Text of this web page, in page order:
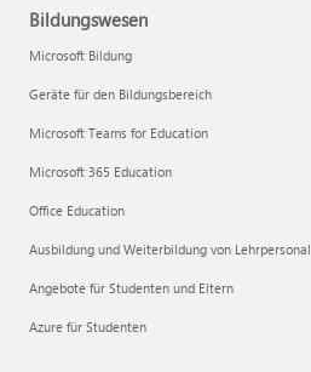
Bildungswesen
Microsoft Bildung
Geräte für den Bildungsbereich
Microsoft Teams for Education
Microsoft 365 Education
Office Education
Ausbildung und Weiterbildung von Lehrpersonal
Angebote für Studenten und Eltern
Azure für Studenten